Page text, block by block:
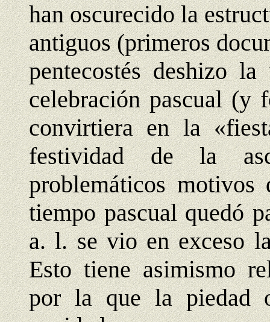
han oscurecido la
antiguos (primeros
pentecostés deshizo
celebración pascual (y
convirtiera en la
festividad de la
problemáticos
tiempo pascual quedó
a. l. se vio en exceso
Esto tiene asimismo
por la que la piedad